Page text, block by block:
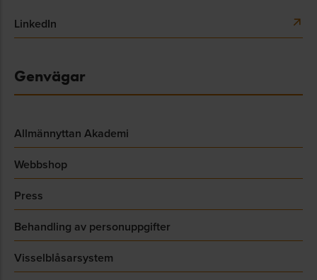
LinkedIn
Genvägar
Allmännyttan Akademi
Webbshop
Press
Behandling av personuppgifter
Visselblåsarsystem